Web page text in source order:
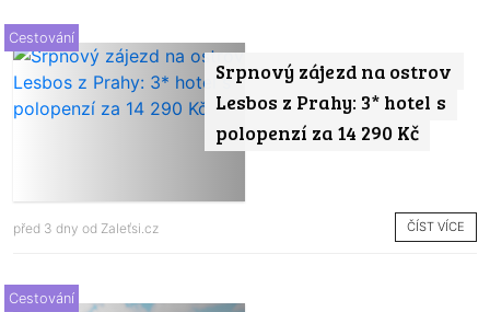
Srpnový zájezd na ostrov
Lesbos z Prahy: 3* hotel s
polopenzí za 14 290 Kč
Cestování
před 3 dny od Zaleťsi.cz ČÍST VÍCE
Cestování